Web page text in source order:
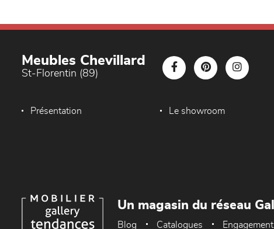
Meubles Chevillard
St-Florentin (89)
Présentation Le showroom
Un magasin du réseau
Blog Catalogues